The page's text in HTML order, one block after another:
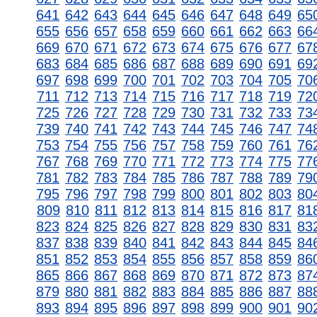
641 642 643 644 645 646 647 648 649
655 656 657 658 659 660 661 662 663
669 670 671 672 673 674 675 676 677
683 684 685 686 687 688 689 690 691
697 698 699 700 701 702 703 704 705
711 712 713 714 715 716 717 718 719
725 726 727 728 729 730 731 732 733
739 740 741 742 743 744 745 746 747
753 754 755 756 757 758 759 760 761
767 768 769 770 771 772 773 774 775
781 782 783 784 785 786 787 788 789
795 796 797 798 799 800 801 802 803
809 810 811 812 813 814 815 816 817
823 824 825 826 827 828 829 830 831
837 838 839 840 841 842 843 844 845
851 852 853 854 855 856 857 858 859
865 866 867 868 869 870 871 872 873
879 880 881 882 883 884 885 886 887
893 894 895 896 897 898 899 900 901